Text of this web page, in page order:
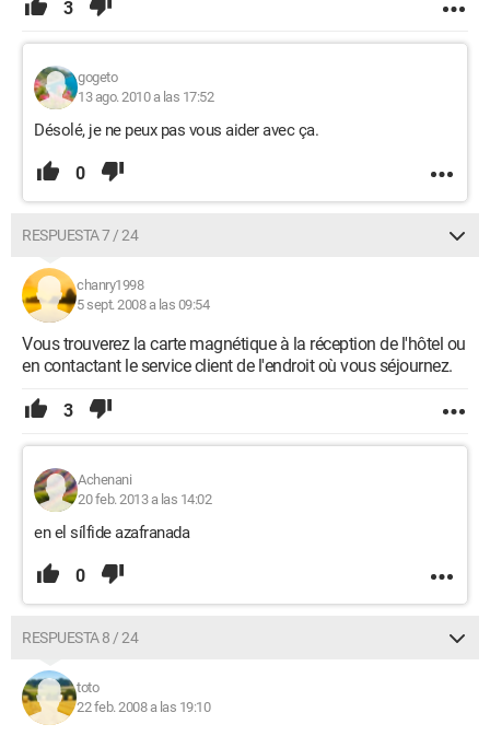
3
gogeto
13 ago. 2010 a las 17:52
Désolé, je ne peux pas vous aider avec ça.
0
RESPUESTA 7 / 24
chanry1998
5 sept. 2008 a las 09:54
Vous trouverez la carte magnétique à la réception de l'hôtel ou
en contactant le service client de l'endroit où vous séjournez.
3
Achenani
20 feb. 2013 a las 14:02
en el sílfide azafranada
0
RESPUESTA 8 / 24
toto
22 feb. 2008 a las 19:10